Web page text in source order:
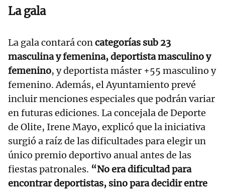
La gala
La gala contará concategorías sub 23
masculina y femenina, deportista masculino y
femenino, y deportista máster +55 masculino y
femenino. Además, el Ayuntamiento prevé
incluir menciones especiales que podrán variar
en futuras ediciones. La concejala de Deporte
de Olite, Irene Mayo, explicó que la iniciativa
surgió a raíz de las dificultades para elegir un
único premio deportivo anual antes de las
fiestas patronales. “No era dificultad para
encontrar deportistas, sino para decidir entre